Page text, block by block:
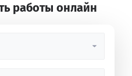
работы онлайн